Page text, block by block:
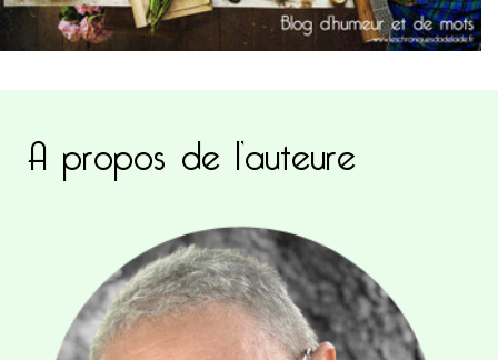
A propos de l’auteure